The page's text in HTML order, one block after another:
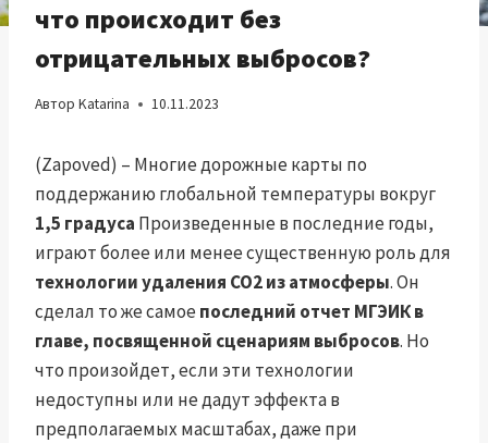
что происходит без
отрицательных выбросов?
Автор Katarina 10.11.2023
(Zapoved) – Многие дорожные карты по
поддержанию глобальной температуры вокруг
1,5 градуса Произведенные в последние годы,
играют более или менее существенную роль для
технологии удаления CO2 из атмосферы. Он
сделал то же самое последний отчет МГЭИК в
главе, посвященной сценариям выбросов. Но
что произойдет, если эти технологии
недоступны или не дадут эффекта в
предполагаемых масштабах, даже при